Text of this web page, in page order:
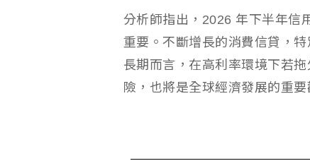
分析師指出，2026 年下半年信
重要。不斷增長的消費信貸，
長期而言，在高利率環境下若
險，也將是全球經濟發展的重要